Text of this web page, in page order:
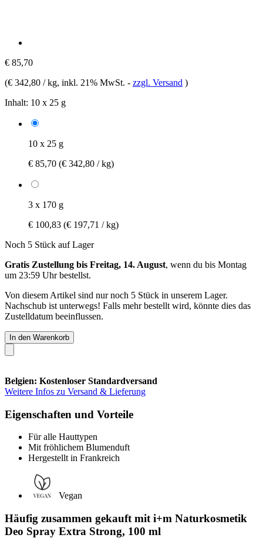
€ 85,70
(€ 342,80 / kg, inkl. 21% MwSt. - zzgl. Versand )
Inhalt: 10 x 25 g
10 x 25 g
€ 85,70 (€ 342,80 / kg)
3 x 170 g
€ 100,83 (€ 197,71 / kg)
Noch 5 Stück auf Lager
Gratis Zustellung bis Freitag, 14. August, wenn du bis Montag
um 23:59 Uhrbestellst.
Von diesem Artikel sind nur noch 5 Stück in unserem Lager.
Nachschub ist unterwegs! Falls mehr bestellt wird, könnte dies das
Zustelldatum beeinflussen.
In den Warenkorb
Belgien: Kostenloser Standardversand
Weitere Infos zu Versand & Lieferung
Eigenschaften und Vorteile
Für alle Hauttypen
Mit fröhlichem Blumenduft
Hergestellt in Frankreich
Vegan
Häufig zusammen gekauft mit i+m Naturkosmetik
Deo Spray Extra Strong, 100 ml